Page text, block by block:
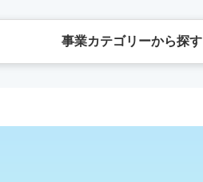
事業カテゴリーから探す